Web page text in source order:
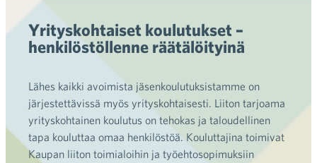
Yrityskohtaiset koulutukset –
henkilöstöllenne räätälöityinä
Lähes kaikki avoimista jäsenkoulutuksistamme on
järjestettävissä myös yrityskohtaisesti. Liiton tarjoama
yrityskohtainen koulutus on tehokas ja taloudellinen
tapa kouluttaa omaa henkilöstöä. Kouluttajina toimivat
Kaupan liiton toimialoihin ja työehtosopimuksiin